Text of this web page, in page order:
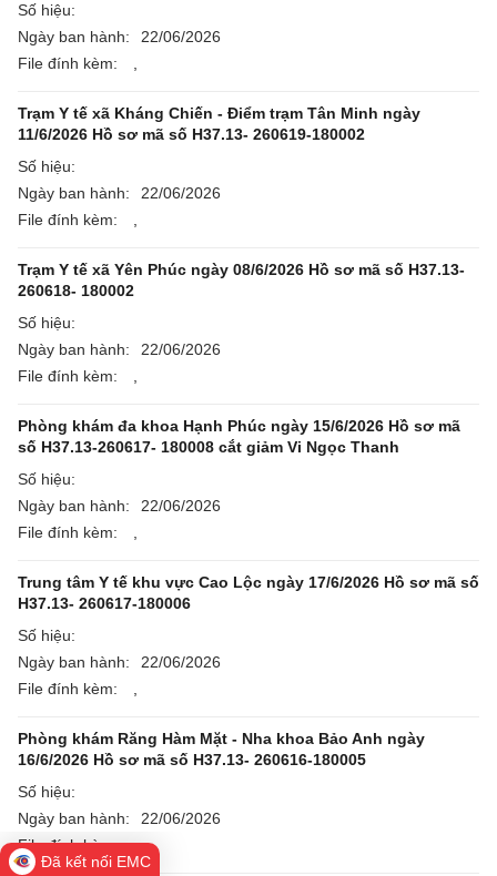
Số hiệu:
Ngày ban hành:
22/06/2026
File đính kèm:
Trạm Y tế xã Kháng Chiến - Điểm trạm Tân Minh ngày
11/6/2026 Hồ sơ mã số H37.13- 260619-180002
Số hiệu:
Ngày ban hành:
22/06/2026
File đính kèm:
Trạm Y tế xã Yên Phúc ngày 08/6/2026 Hồ sơ mã số H37.13-
260618- 180002
Số hiệu:
Ngày ban hành:
22/06/2026
File đính kèm:
Phòng khám đa khoa Hạnh Phúc ngày 15/6/2026 Hồ sơ mã
số H37.13-260617- 180008 cắt giảm Vi Ngọc Thanh
Số hiệu:
Ngày ban hành:
22/06/2026
File đính kèm:
Trung tâm Y tế khu vực Cao Lộc ngày 17/6/2026 Hồ sơ mã số
H37.13- 260617-180006
Số hiệu:
Ngày ban hành:
22/06/2026
File đính kèm:
Phòng khám Răng Hàm Mặt - Nha khoa Bảo Anh ngày
16/6/2026 Hồ sơ mã số H37.13- 260616-180005
Số hiệu:
Ngày ban hành:
22/06/2026
File đính kèm:
,
Đã kết nối EMC